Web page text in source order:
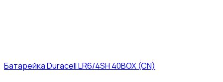
Батарейка Duracell LR6/4SH 40BOX (CN)